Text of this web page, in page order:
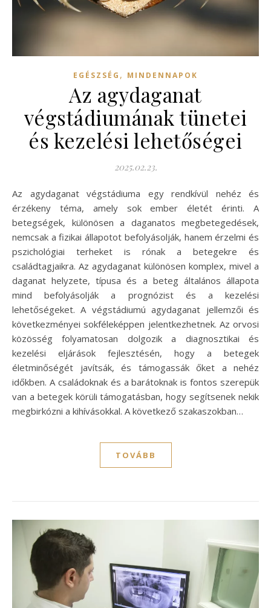
EGÉSZSÉG , MINDENNAPOK
Az agydaganat
végstádiumának tünetei
és kezelési lehetőségei
2025.02.23.
Az agydaganat végstádiuma egy rendkívül nehéz és
érzékeny téma, amely sok ember életét érinti. A
betegségek, különösen a daganatos megbetegedések,
nemcsak a fizikai állapotot befolyásolják, hanem érzelmi és
pszichológiai terheket is rónak a betegekre és
családtagjaikra. Az agydaganat különösen komplex, mivel a
daganat helyzete, típusa és a beteg általános állapota
mind befolyásolják a prognózist és a kezelési
lehetőségeket. A végstádiumú agydaganat jellemzői és
következményei sokféleképpen jelentkezhetnek. Az orvosi
közösség folyamatosan dolgozik a diagnosztikai és
kezelési eljárások fejlesztésén, hogy a betegek
életminőségét javítsák, és támogassák őket a nehéz
időkben. A családoknak és a barátoknak is fontos szerepük
van a betegek körüli támogatásban, hogy segítsenek nekik
megbirkózni a kihívásokkal. A következő szakaszokban…
TOVÁBB